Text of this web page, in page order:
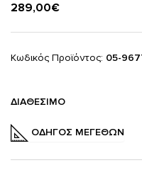
289,00€
Κωδικός Προϊόντος: 05-
ΔΙΑΘΈΣΙΜΟ
ΟΔΗΓΌΣ ΜΕΓΕΘΏΝ